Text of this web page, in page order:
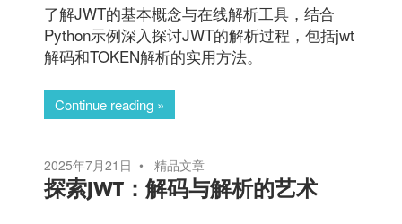
了解JWT的基本概念与在线解析工具，结合
Python示例深入探讨JWT的解析过程，包括jwt
解码和TOKEN解析的实用方法。
Continue reading
2025年7月21日 精品文章
探索JWT：解码与解析的艺术